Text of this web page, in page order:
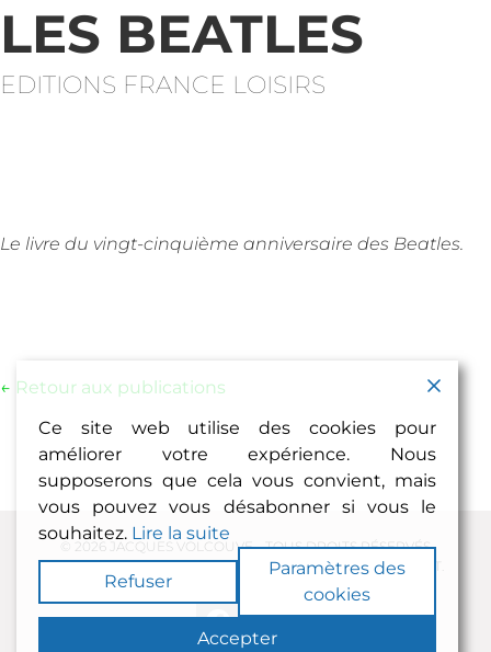
LES BEATLES
EDITIONS FRANCE LOISIRS
Le livre du vingt-cinquième anniversaire des Beatles.
← Retour aux publications
© 2026 JACQUES VOLCOUVE - TOUS DROITS RÉSERVÉS
REMERCIEMENTS : PHILIPPE HAYOUN, CAROLE MICHALET.
Ce site web utilise des cookies pour
améliorer votre expérience. Nous
supposerons que cela vous convient, mais
vous pouvez vous désabonner si vous le
souhaitez. Lire la suite
Refuser
Paramètres des
cookies
Accepter